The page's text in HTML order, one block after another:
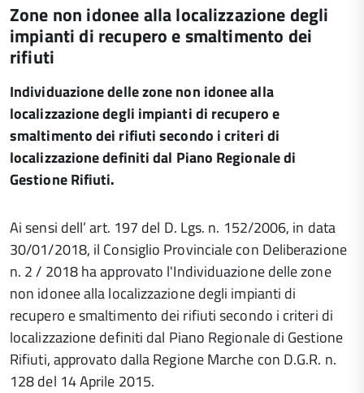
Zone non idonee alla localizzazione degli
impianti di recupero e smaltimento dei
rifiuti
Individuazione delle zone non idonee alla
localizzazione degli impianti di recupero e
smaltimento dei rifiutisecondo i criteri di
localizzazione definiti dal Piano Regionale di
Gestione Rifiuti.
Ai sensi dell’ art. 197 del D. Lgs. n. 152/2006, in data
30/01/2018, il Consiglio Provinciale con Deliberazione
n. 2 / 2018 ha approvato l'Individuazione delle zone
non idonee alla localizzazione degli impianti di
recupero e smaltimento dei rifiuti secondo i criteri di
localizzazione definiti dal Piano Regionale di Gestione
Rifiuti, approvato dalla Regione Marche con D.G.R. n.
128 del 14 Aprile 2015.